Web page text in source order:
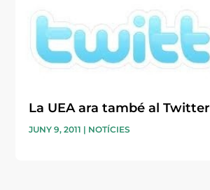
La UEA ara també al Twitter
JUNY 9, 2011 | NOTÍCIES